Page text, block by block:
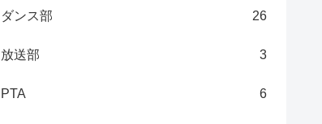
ダンス部 26
放送部 3
PTA 6